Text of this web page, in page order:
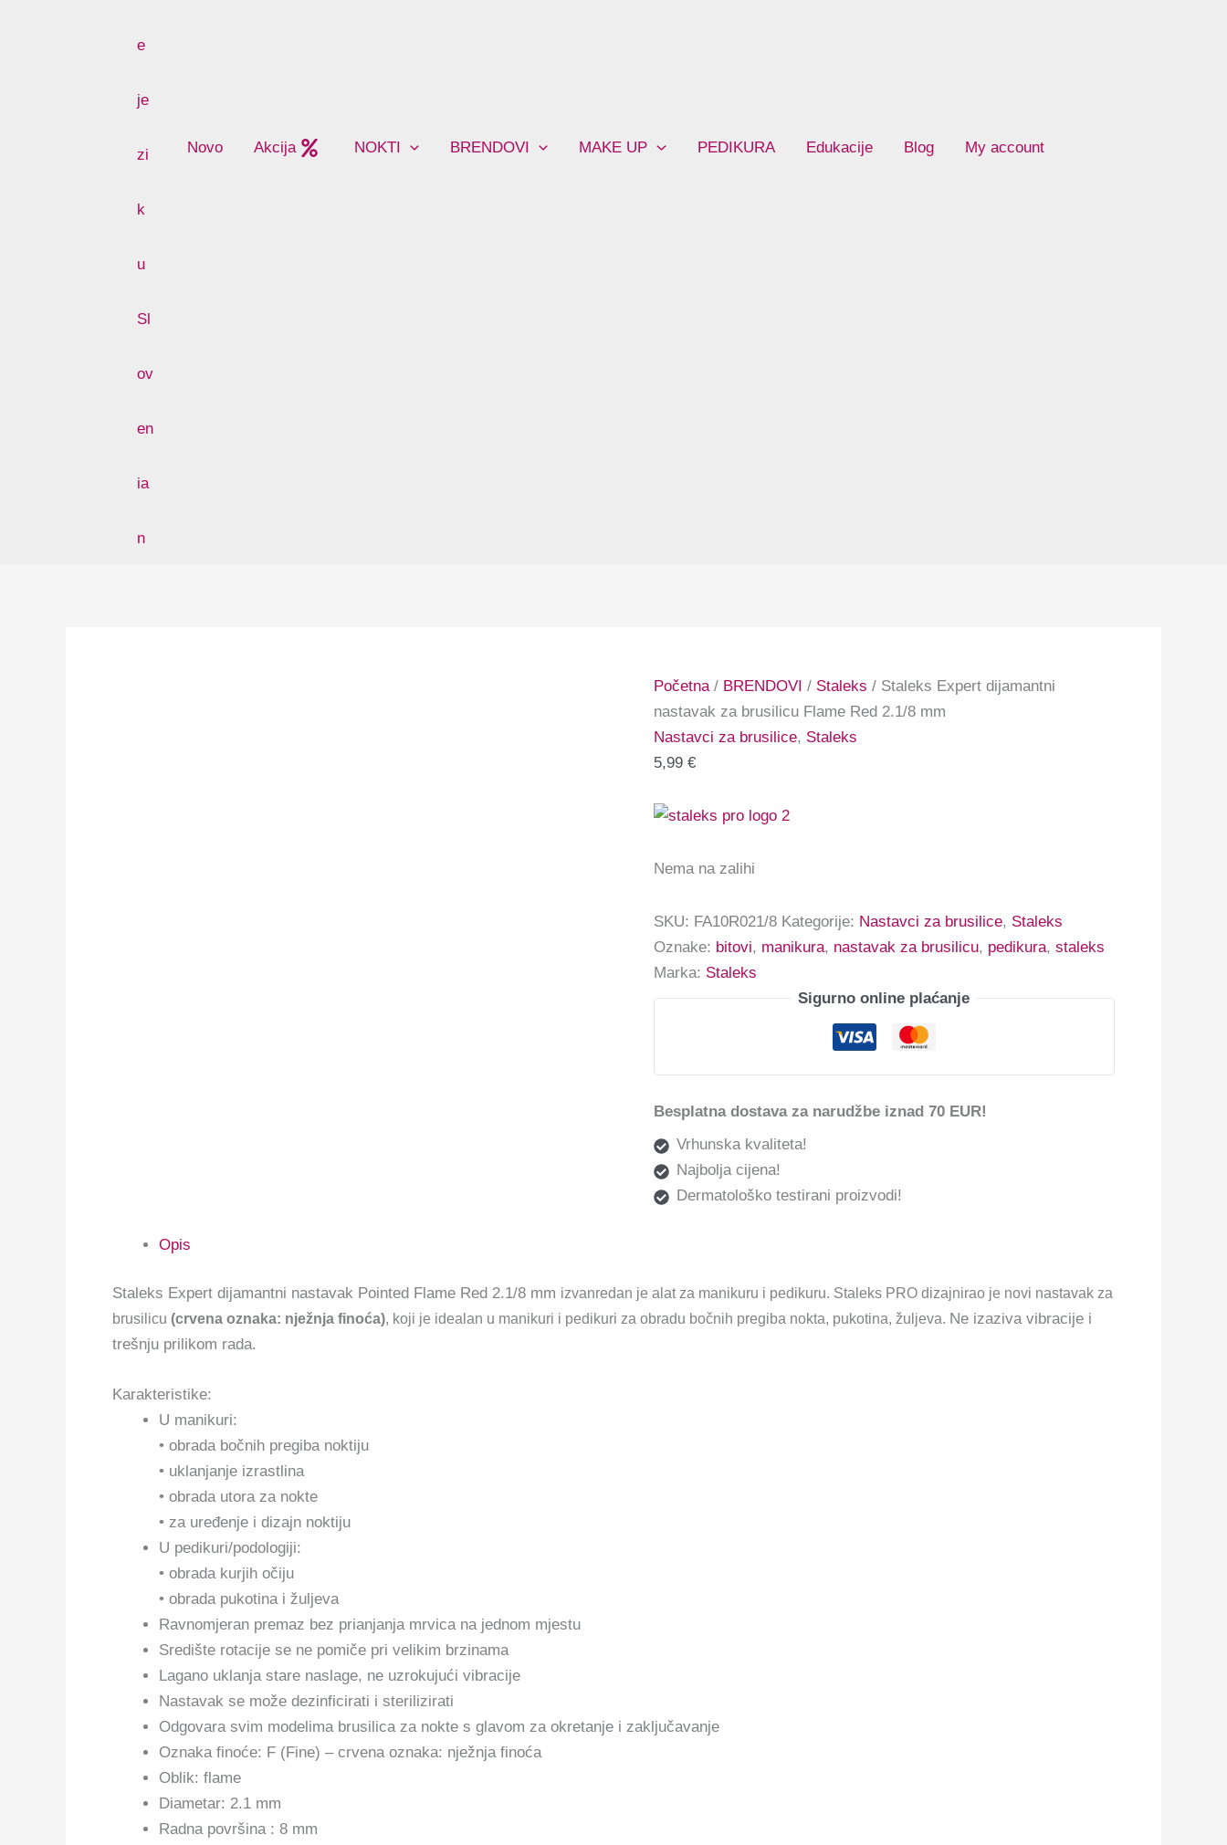
Novo Akcija NOKTI BRENDOVI MAKE UP PEDIKURA Edukacije Blog My account
Početna/ BRENDOVI / Staleks / Staleks Expert dijamantni
nastavak za brusilicu Flame Red 2.1/8 mm
Nastavci za brusilice, Staleks
5,99 €
Nema na zalihi
SKU: FA10R021/8 Kategorije: Nastavci za brusilice, Staleks
Oznake: bitovi, manikura, nastavak za brusilicu, pedikura, staleks
Marka: Staleks
Sigurno online plaćanje
Besplatna dostava za narudžbe iznad 70 EUR!
Vrhunska kvaliteta!
Najbolja cijena!
Dermatološko testirani proizvodi!
Opis
Staleks Expert dijamantni nastavak Pointed Flame Red 2.1/8 mm izvanredan je alat za manikuru i pedikuru. Staleks PRO dizajnirao je novi nastavak za
brusilicu (crvena oznaka: nježnja finoća), koji je idealan u manikuri i pedikuri za obradu bočnih pregiba nokta, pukotina, žuljeva. Ne izaziva vibracije i
trešnju prilikom rada.
Karakteristike:
U manikuri:
• obrada bočnih pregiba noktiju
• uklanjanje izrastlina
• obrada utora za nokte
• za uređenje i dizajn noktiju
U pedikuri/podologiji:
• obrada kurjih očiju
• obrada pukotina i žuljeva
Ravnomjeran premaz bez prianjanja mrvica na jednom mjestu
Središte rotacije se ne pomiče pri velikim brzinama
Lagano uklanja stare naslage, ne uzrokujući vibracije
Nastavak se može dezinficirati i sterilizirati
Odgovara svim modelima brusilica za nokte s glavom za okretanje i zaključavanje
Oznaka finoće: F (Fine) – crvena oznaka: nježnja finoća
Oblik: flame
Diametar: 2.1 mm
Radna površina : 8 mm